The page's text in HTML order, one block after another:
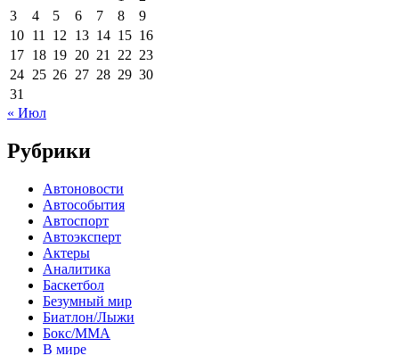
3
4 5 6 7 8
9
10 11 12 13 14 15 16
17 18 19 20 21 22 23
24 25 26 27 28 29 30
31
« Июл
Рубрики
Автоновости
Автособытия
Автоспорт
Автоэксперт
Актеры
Аналитика
Баскетбол
Безумный мир
Биатлон/Лыжи
Бокс/MMA
В мире